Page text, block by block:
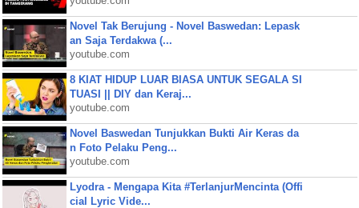
Novel Tak Berujung - Novel Baswedan: Lepask
an Saja Terdakwa (...
youtube.com
8 KIAT HIDUP LUAR BIASA UNTUK SEGALA SI
TUASI || DIY dan Keraj...
youtube.com
Novel Baswedan Tunjukkan Bukti Air Keras da
n Foto Pelaku Peng...
youtube.com
Lyodra - Mengapa Kita #TerlanjurMencinta (Offi
cial Lyric Vide...